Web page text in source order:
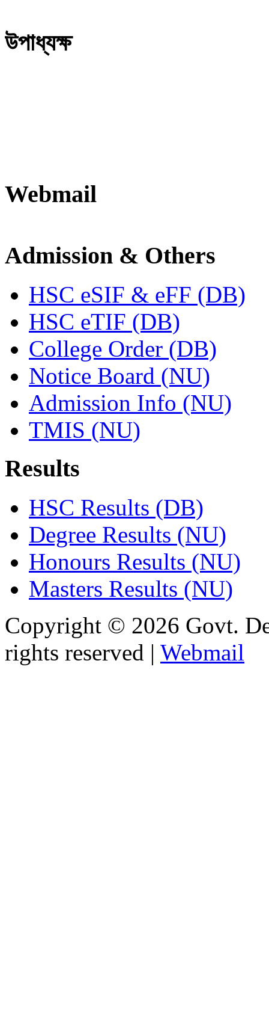
উপাধ্যক্ষ
Webmail
Admission & Others
HSC eSIF & eFF (DB)
HSC eTIF (DB)
College Order (DB)
Notice Board (NU)
Admission Info (NU)
TMIS (NU)
Results
HSC Results (DB)
Degree Results (NU)
Honours Results (NU)
Masters Results (NU)
Copyright © 2026 Govt.
rights reserved | Webmail